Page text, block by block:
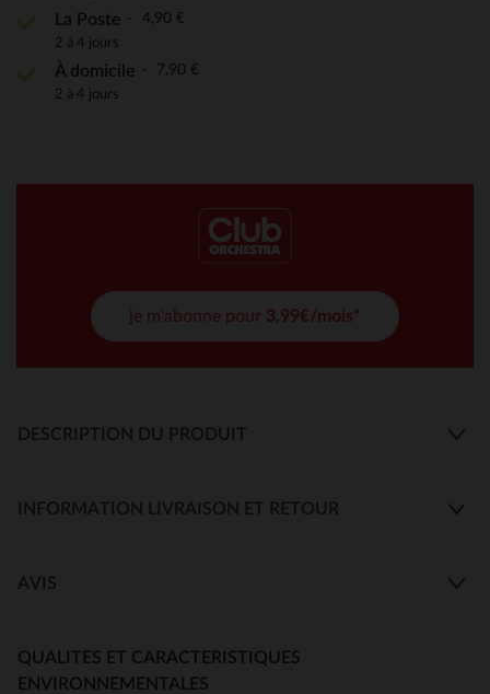
La Poste 4,90 €
2 à 4 jours
À domicile 7,90 €
2 à 4 jours
je m'abonne pour 3,99€/mois*
DESCRIPTION DU PRODUIT
INFORMATION LIVRAISON ET RETOUR
AVIS
QUALITES ET CARACTERISTIQUES
ENVIRONNEMENTALES